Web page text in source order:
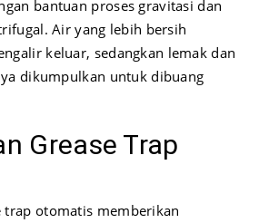
bantuan proses gravitasi dan
Air yang lebih bersih
keluar, sedangkan lemak dan
dikumpulkan untuk dibuang
Grease Trap
trap otomatis memberikan